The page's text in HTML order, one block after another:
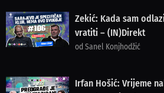
Zekić: Kada sam
vratiti – (IN)Direkt
od Sanel Konjhodžić
Irfan Hošić: Vrijeme